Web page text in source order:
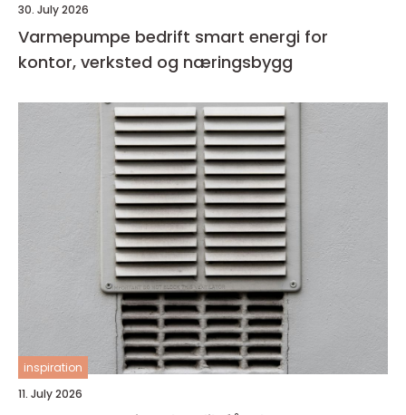
30. July 2026
Varmepumpe bedrift smart energi for
kontor, verksted og næringsbygg
inspiration
11. July 2026